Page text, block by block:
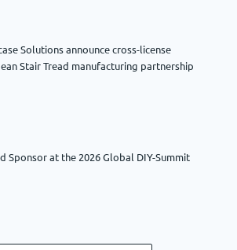
Solutions announce cross-license
Stair Tread manufacturing partnership
Sponsor at the 2026 Global DIY-Summit